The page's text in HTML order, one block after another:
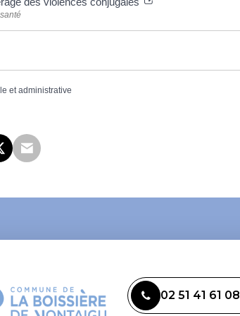
et administrative
02 51 41 61 08